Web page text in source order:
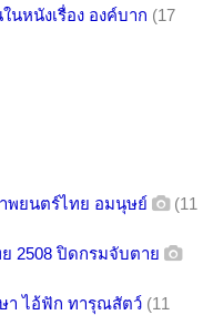
นหนังเรื่อง องค์บาก (17
พยนตร์ไทย อมนุษย์
(11
2508 ปิดกรมจับตาย
า ไอ้ฟัก ทารุณสัตว์ (11